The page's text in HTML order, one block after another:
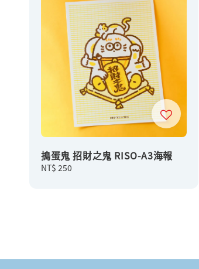
搗蛋鬼 招財之鬼 RISO-A3海報
Regular
NT$ 250